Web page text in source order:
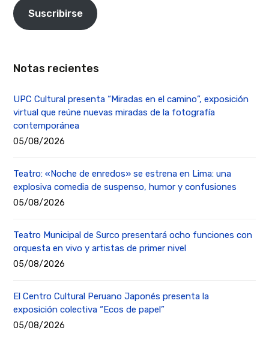
Suscribirse
Notas recientes
UPC Cultural presenta “Miradas en el camino”, exposición
virtual que reúne nuevas miradas de la fotografía
contemporánea
05/08/2026
Teatro: «Noche de enredos» se estrena en Lima: una
explosiva comedia de suspenso, humor y confusiones
05/08/2026
Teatro Municipal de Surco presentará ocho funciones con
orquesta en vivo y artistas de primer nivel
05/08/2026
El Centro Cultural Peruano Japonés presenta la
exposición colectiva “Ecos de papel”
05/08/2026